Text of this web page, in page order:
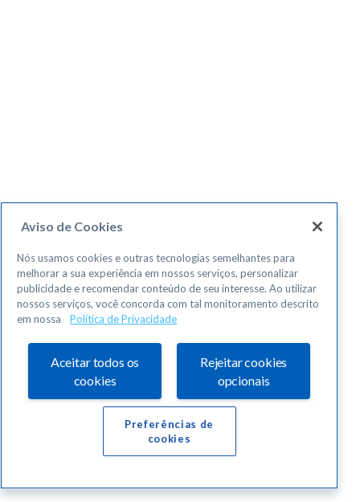
Aviso de Cookies
Nós usamos cookies e outras tecnologias semelhantes para
melhorar a sua experiência em nossos serviços, personalizar
publicidade e recomendar conteúdo de seu interesse. Ao utilizar
nossos serviços, você concorda com tal monitoramento descrito
em nossa
Política de Privacidade
Aceitar todos os
cookies
Rejeitar cookies
opcionais
Preferências de
cookies